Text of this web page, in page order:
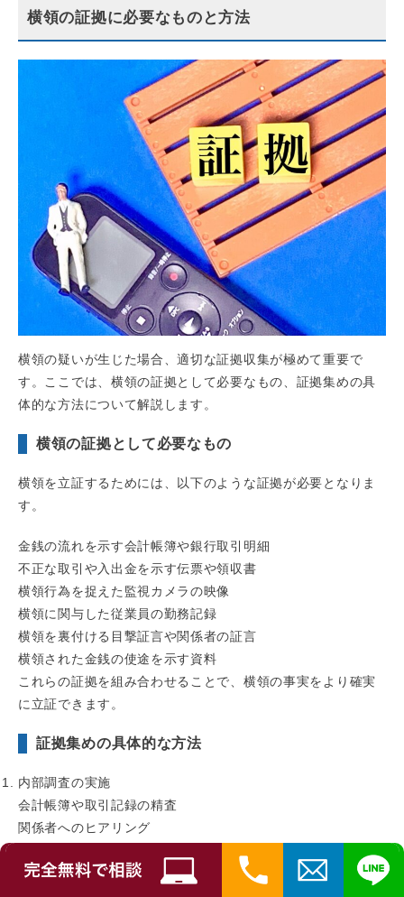
横領の証拠に必要なものと方法
横領の疑いが生じた場合、適切な証拠収集が極めて重要で
す。ここでは、横領の証拠として必要なもの、証拠集めの具
体的な方法について解説します。
横領の証拠として必要なもの
横領を立証するためには、以下のような証拠が必要となりま
す。
金銭の流れを示す会計帳簿や銀行取引明細
不正な取引や入出金を示す伝票や領収書
横領行為を捉えた監視カメラの映像
横領に関与した従業員の勤務記録
横領を裏付ける目撃証言や関係者の証言
横領された金銭の使途を示す資料
これらの証拠を組み合わせることで、横領の事実をより確実
に立証できます。
証拠集めの具体的な方法
内部調査の実施
会計帳簿や取引記録の精査
関係者へのヒアリング
デジタルフォレンジック